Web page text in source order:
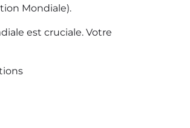
Mondiale).
est cruciale. Votre